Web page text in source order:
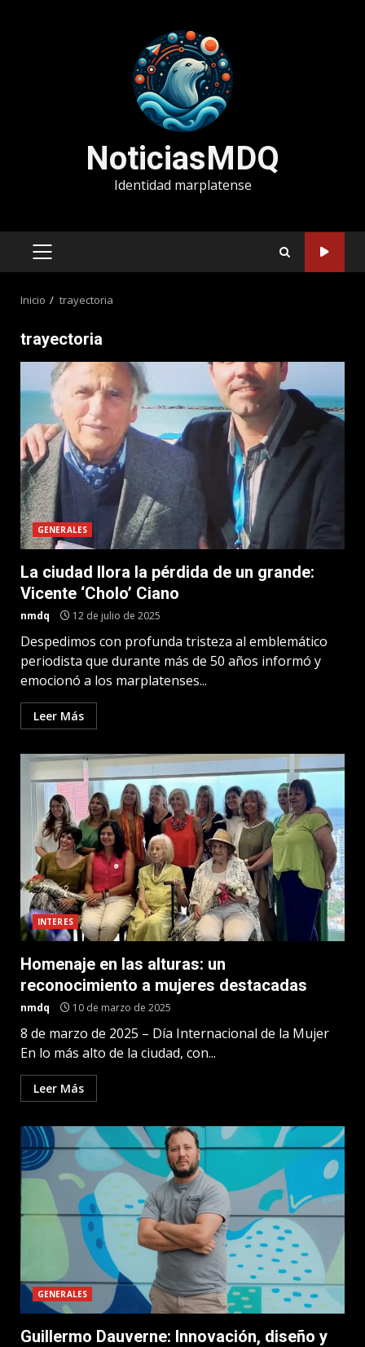
NoticiasMDQ
Identidad marplatense
MENÚ
Inicio trayectoria
trayectoria
GENERALES
La ciudad llora la pérdida de un grande:
Vicente ‘Cholo’ Ciano
nmdq 12 de julio de 2025
Despedimos con profunda tristeza al emblemático
periodista que durante más de 50 años informó y
emocionó a los marplatenses...
Leer Más
INTERES
Homenaje en las alturas: un
reconocimiento a mujeres destacadas
nmdq 10 de marzo de 2025
8 de marzo de 2025 – Día Internacional de la Mujer
En lo más alto de la ciudad, con...
Leer Más
GENERALES
Guillermo Dauverne: Innovación, diseño y